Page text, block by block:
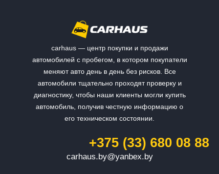
carhaus — центр покупки и продажи
автомобилей с пробегом, в котором покупатели
меняют авто день в день без рисков. Все
автомобили тщательно проходят проверку и
диагностику, чтобы наши клиенты могли купить
автомобиль, получив честную информацию о
его техническом состоянии.
+375 (33) 680 08 88
carhaus.by@yanbex.by